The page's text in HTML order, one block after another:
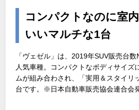
コンパクトなのに室
いいマルチな1台
「ヴェゼル」は、2019年SUV販売台
人気車種。コンパクトなボディサイズ
ムが組み合わされ、「実用＆スタイリ
台です。※日本自動車販売協会連合会